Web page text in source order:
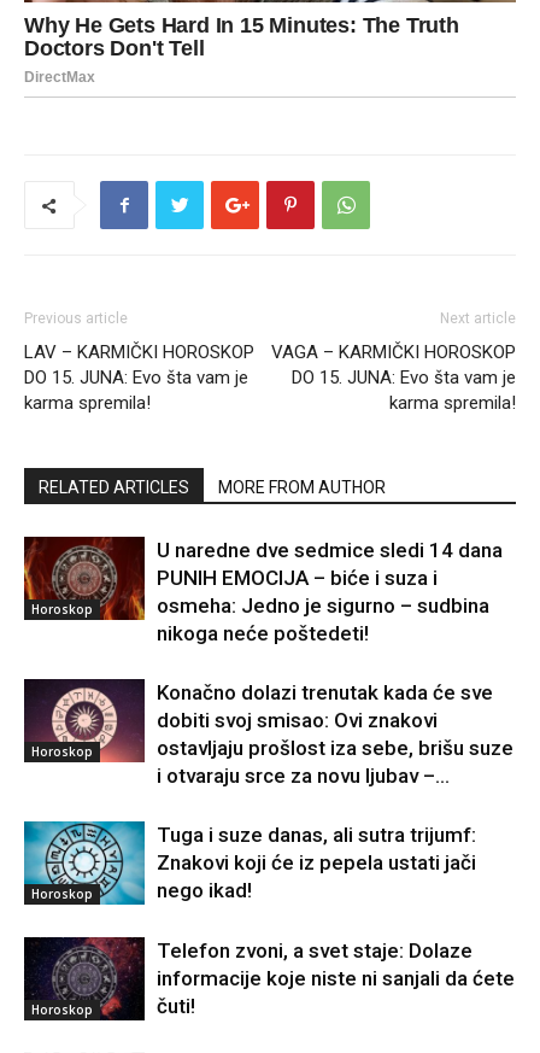
Previous article
LAV – KARMIČKI HOROSKOP
DO 15. JUNA: Evo šta vam je
karma spremila!
Next article
VAGA – KARMIČKI HOROSKOP
DO 15. JUNA: Evo šta vam je
karma spremila!
RELATED ARTICLES MORE FROM AUTHOR
Horoskop
U naredne dve sedmice sledi 14 dana
PUNIH EMOCIJA – biće i suza i
osmeha: Jedno je sigurno – sudbina
nikoga neće poštedeti!
Horoskop
Konačno dolazi trenutak kada će sve
dobiti svoj smisao: Ovi znakovi
ostavljaju prošlost iza sebe, brišu suze
i otvaraju srce za novu ljubav –...
Horoskop
Tuga i suze danas, ali sutra trijumf:
Znakovi koji će iz pepela ustati jači
nego ikad!
Horoskop
Telefon zvoni, a svet staje: Dolaze
informacije koje niste ni sanjali da ćete
čuti!